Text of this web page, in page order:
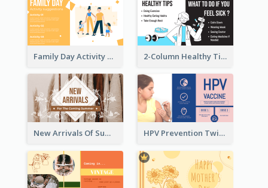
Family Day Activity Suggestions Twitter Post 2-Column Healthy Tips Twitter Post With Illustrations
New Arrivals Of Summer Clothes Twitter Post With White Decorations HPV Prevention Twitter Post